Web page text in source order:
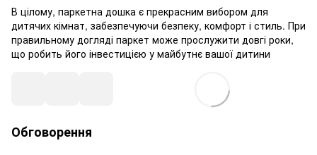
В цілому, паркетна дошка є прекрасним вибором для
дитячих кімнат, забезпечуючи безпеку, комфорт і стиль. При
правильному догляді паркет може прослужити довгі роки,
що робить його інвестицією у майбутнє вашої дитини
Обговорення